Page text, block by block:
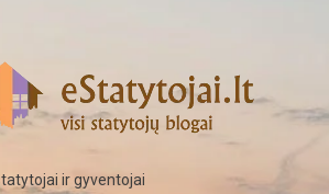
ir gyventojai